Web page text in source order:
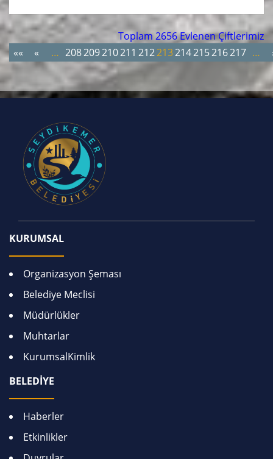
Toplam 2656 Evlenen Çiftlerimiz
««
« … 208209210211 212213214215216217 …
KURUMSAL
Organizasyon Şeması
Belediye Meclisi
Müdürlükler
Muhtarlar
KurumsalKimlik
BELEDİYE
Haberler
Etkinlikler